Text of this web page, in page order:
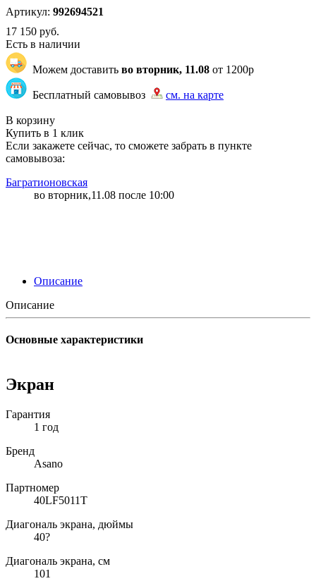
Артикул: 992694521
17 150 руб.
Есть в наличии
Можем доставить во вторник, 11.08 от 1200р
Бесплатный самовывоз
см. на карте
В корзину
Купить в 1 клик
Если закажете сейчас, то сможете забрать в пункте
самовывоза:
Багратионовская
во вторник,11.08 после 10:00
Описание
Описание
Основные характеристики
Экран
Гарантия
1 год
Бренд
Asano
Партномер
40LF5011T
Диагональ экрана, дюймы
40?
Диагональ экрана, см
101